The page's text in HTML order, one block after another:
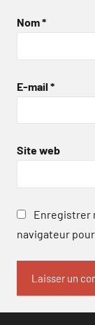
Nom*
E-mail *
Site web
Enregistrer
navigateur